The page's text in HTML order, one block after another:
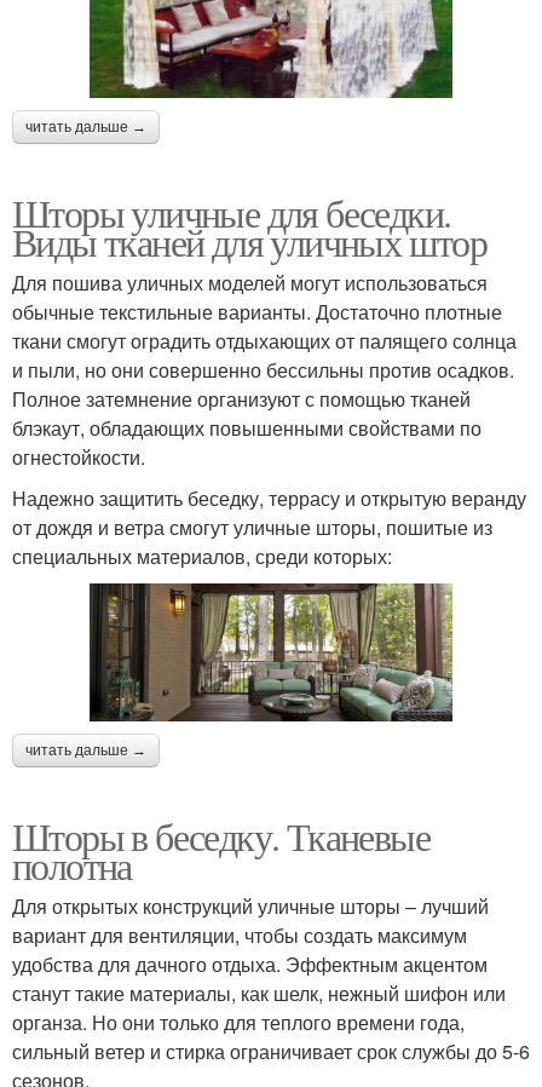
Вертикальные шторы Силиконовые шторы
читать дальше →
Шторы уличные для беседки.
Виды тканей для уличных штор
Для пошива уличных моделей могут использоваться
обычные текстильные варианты. Достаточно плотные
ткани смогут оградить отдыхающих от палящего солнца
и пыли, но они совершенно бессильны против осадков.
Полное затемнение организуют с помощью тканей
блэкаут, обладающих повышенными свойствами по
огнестойкости.
Надежно защитить беседку, террасу и открытую веранду
от дождя и ветра смогут уличные шторы, пошитые из
специальных материалов, среди которых:
читать дальше →
Шторы в беседку. Тканевые
полотна
Для открытых конструкций уличные шторы – лучший
вариант для вентиляции, чтобы создать максимум
удобства для дачного отдыха. Эффектным акцентом
станут такие материалы, как шелк, нежный шифон или
органза. Но они только для теплого времени года,
сильный ветер и стирка ограничивает срок службы до 5-6
сезонов.